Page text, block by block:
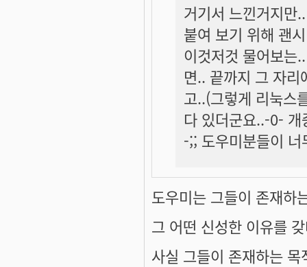
거기서 느낀거지만
붙여 보기 위해 괜
이것저것 물어보는
면.. 끝까지 그 자
고..(그렇게 리눅스
다 있더군요..-0-
-;; 도우미분들이
도우미는 그들이 존재하
그 어떤 신성한 이유를
사실 그들이 존재하는